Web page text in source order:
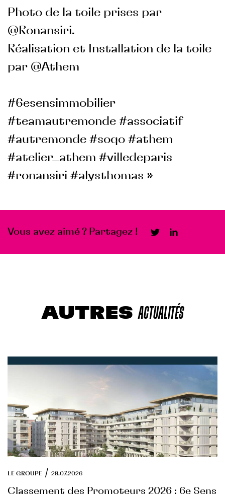
Photo de la toile prises par
@Ronansiri.
Réalisation et Installation de la toile
par @Athem
#6esensimmobilier
#teamautremonde #associatif
#autremonde #soqo #athem
#atelier_athem #villedeparis
#ronansiri #alysthomas »
Vous avez aimé ? Partagez !
AUTRES ACTUALITÉS
LE GROUPE / 28.07.2026
Classement des Promoteurs 2026 : 6e Sens